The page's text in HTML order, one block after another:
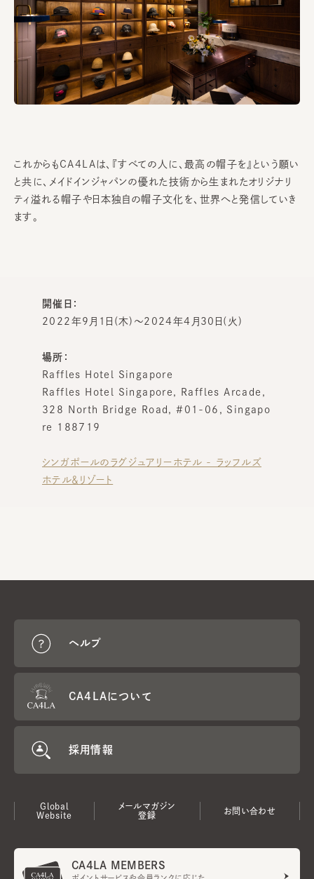
これからもCA4LAは、『すべての人に、最高の帽子を』という願い
と共に、メイドインジャパンの優れた技術から生まれたオリジナリ
ティ溢れる帽子や日本独自の帽子文化を、世界へと発信していき
ます。
開催日：
2022年9月1日(木)～2024年4月30日(火)
場所：
Raffles Hotel Singapore
Raffles Hotel Singapore, Raffles Arcade,
328 North Bridge Road, #01-06, Singapo
re 188719
シンガポールのラグジュアリーホテル - ラッフルズ
ホテル＆リゾート
ヘルプ
CA4LAについて
採用情報
Global
Website
メールマガジン
登録
お問い合わせ
CA4LA MEMBERS